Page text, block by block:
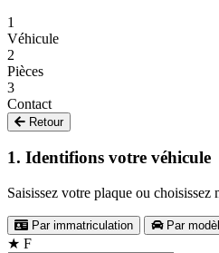
1
Véhicule
2
Pièces
3
Contact
Retour
1. Identifions votre véhicule
Saisissez votre plaque ou choisissez
Par immatriculation Par
★ F